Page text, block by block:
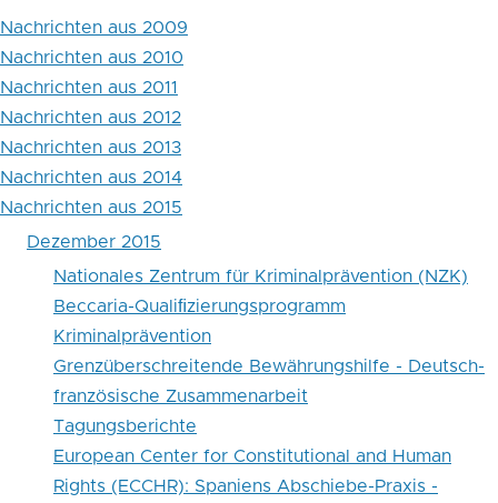
Zur
Unrechtseinsicht
auch
im
Kindesalter:
Eine
interessante
jüngere
Studie
England
Nachrichten aus 2009
Nachrichten aus 2010
Nachrichten aus 2011
Nachrichten aus 2012
Nachrichten aus 2013
Nachrichten aus 2014
Nachrichten aus 2015
Dezember 2015
Nationales Zentrum für Kriminalprävention (NZK)
Beccaria-Qualiﬁzierungsprogramm
Kriminalprävention
Grenzüberschreitende Bewährungshilfe - Deutsch-
französische Zusammenarbeit
Tagungsberichte
European Center for Constitutional and Human
Rights (ECCHR): Spaniens Abschiebe-Praxis -